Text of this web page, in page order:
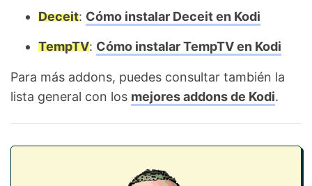
Deceit: Cómo instalar Deceit en Kodi
TempTV: Cómo instalar TempTV en Kodi
Para más addons, puedes consultar también la
lista general con los mejores addons de Kodi.